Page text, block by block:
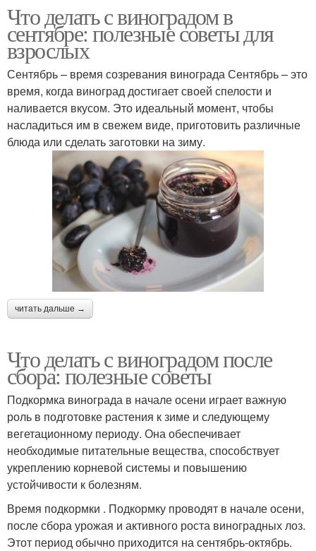
Что делать с виноградом в
сентябре: полезные советы для
взрослых
Сентябрь – время созревания винограда Сентябрь – это
время, когда виноград достигает своей спелости и
наливается вкусом. Это идеальный момент, чтобы
насладиться им в свежем виде, приготовить различные
блюда или сделать заготовки на зиму.
читать дальше →
Что делать с виноградом после
сбора: полезные советы
Подкормка винограда в начале осени играет важную
роль в подготовке растения к зиме и следующему
вегетационному периоду. Она обеспечивает
необходимые питательные вещества, способствует
укреплению корневой системы и повышению
устойчивости к болезням.
Время подкормки . Подкормку проводят в начале осени,
после сбора урожая и активного роста виноградных лоз.
Этот период обычно приходится на сентябрь-октябрь.